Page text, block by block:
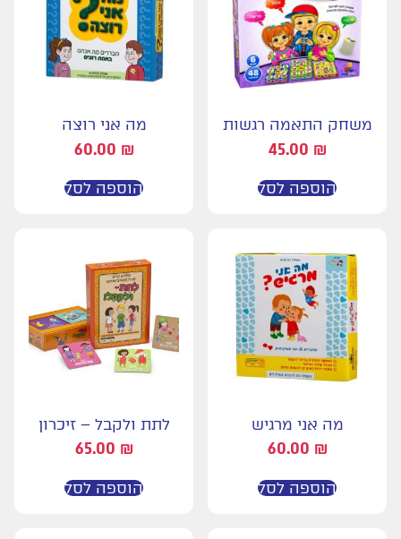
משחק התאמה רגשות
45.00 ₪
הוספה לסל
מה אני רוצה
60.00 ₪
הוספה לסל
מה אני מרגיש
60.00 ₪
הוספה לסל
לתת ולקבל – זיכרון
65.00 ₪
הוספה לסל